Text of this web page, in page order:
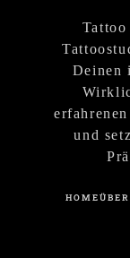
Deinen
und
HOME